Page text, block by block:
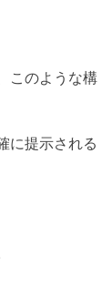
このような構
に提示される